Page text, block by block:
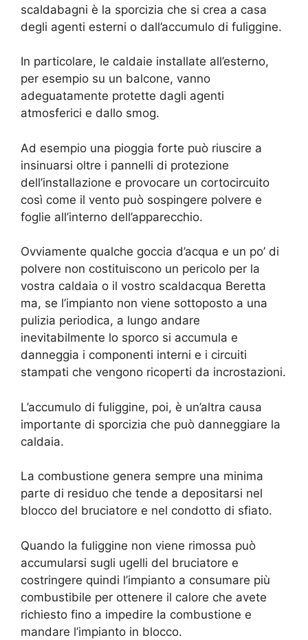
scaldabagni è la sporcizia che si crea a casa
degli agenti esterni o dall’accumulo di fuliggine.
In particolare, le caldaie installate all’esterno,
per esempio su un balcone, vanno
adeguatamente protette dagli agenti
atmosferici e dallo smog.
Ad esempio una pioggia forte può riuscire a
insinuarsi oltre i pannelli di protezione
dell’installazione e provocare un cortocircuito
così come il vento può sospingere polvere e
foglie all’interno dell’apparecchio.
Ovviamente qualche goccia d’acqua e un po’ di
polvere non costituiscono un pericolo per la
vostra caldaia o il vostro scaldacqua Beretta
ma, se l’impianto non viene sottoposto a una
pulizia periodica, a lungo andare
inevitabilmente lo sporco si accumula e
danneggia i componenti interni e i circuiti
stampati che vengono ricoperti da incrostazioni.
L’accumulo di fuliggine, poi, è un’altra causa
importante di sporcizia che può danneggiare la
caldaia.
La combustione genera sempre una minima
parte di residuo che tende a depositarsi nel
blocco del bruciatore e nel condotto di sfiato.
Quando la fuliggine non viene rimossa può
accumularsi sugli ugelli del bruciatore e
costringere quindi l’impianto a consumare più
combustibile per ottenere il calore che avete
richiesto fino a impedire la combustione e
mandare l’impianto in blocco.